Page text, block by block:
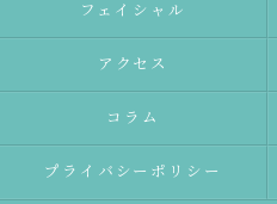
フェイシャル
アクセス
コラム
プライバシーポリシー